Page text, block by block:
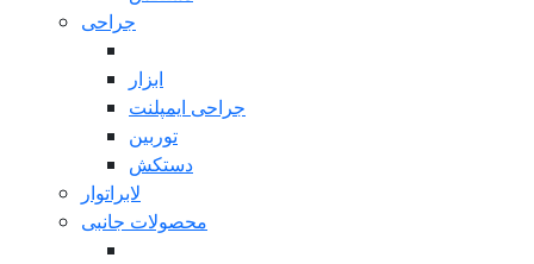
جراحی
ابزار
جراحی ایمپلنت
توربین
دستکش
لابراتوار
محصولات جانبی